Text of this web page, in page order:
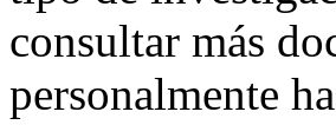
consultar más
personalmente